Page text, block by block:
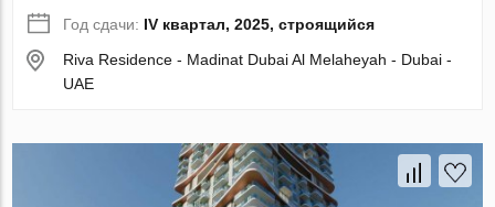
Год сдачи: IV квартал, 2025, строящийся
Riva Residence - Madinat Dubai Al Melaheyah - Dubai -
UAE